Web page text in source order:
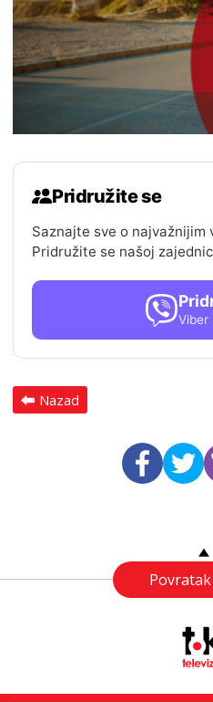
Pridružite se
Saznajte sve o najvažnijim
Pridružite se našoj
Viber
Nazad